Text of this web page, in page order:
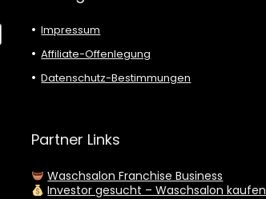
Impressum
Affiliate-Offenlegung
Datenschutz-Bestimmungen
Partner Links
Waschsalon Franchise Business
Investor gesucht – Waschsalon kaufen